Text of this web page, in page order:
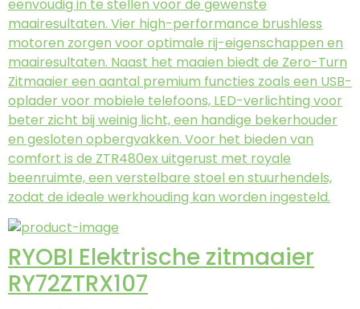
eenvoudig in te stellen voor de gewenste
maairesultaten. Vier high-performance brushless
motoren zorgen voor optimale rij-eigenschappen en
maairesultaten. Naast het maaien biedt de Zero-Turn
Zitmaaier een aantal premium functies zoals een USB-
oplader voor mobiele telefoons, LED-verlichting voor
beter zicht bij weinig licht, een handige bekerhouder
en gesloten opbergvakken. Voor het bieden van
comfort is de ZTR480ex uitgerust met royale
beenruimte, een verstelbare stoel en stuurhendels,
zodat de ideale werkhouding kan worden ingesteld.
RYOBI Elektrische zitmaaier
RY72ZTRX107